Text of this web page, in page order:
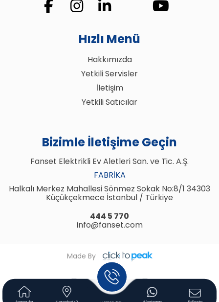
Hızlı Menü
Hakkımızda
Yetkili Servisler
İletişim
Yetkili Satıcılar
Bizimle İletişime Geçin
Fanset Elektrikli Ev Aletleri San. ve Tic. A.Ş.
FABRIKA
Halkalı Merkez Mahallesi Sönmez Sokak No:8/1 34303
Küçükçekmece İstanbul / Türkiye
444 5 770
info@fanset.com
Made By